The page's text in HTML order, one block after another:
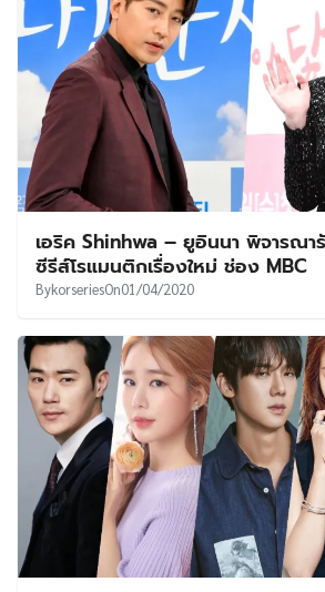
เอริค Shinhwa – ยูอินนา พิจารณา
ซีรีส์โรแมนติกเรื่องใหม่ ช่อง MBC
BykorseriesOn01/04/2020